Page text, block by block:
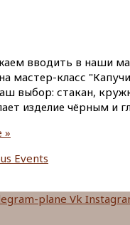
вводить в наши
мастер-класс
выбор: стакан,
изделие чёрным и
»
Events
plane Vk